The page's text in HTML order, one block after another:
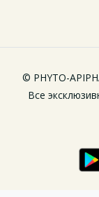
© PHYTO-
Все